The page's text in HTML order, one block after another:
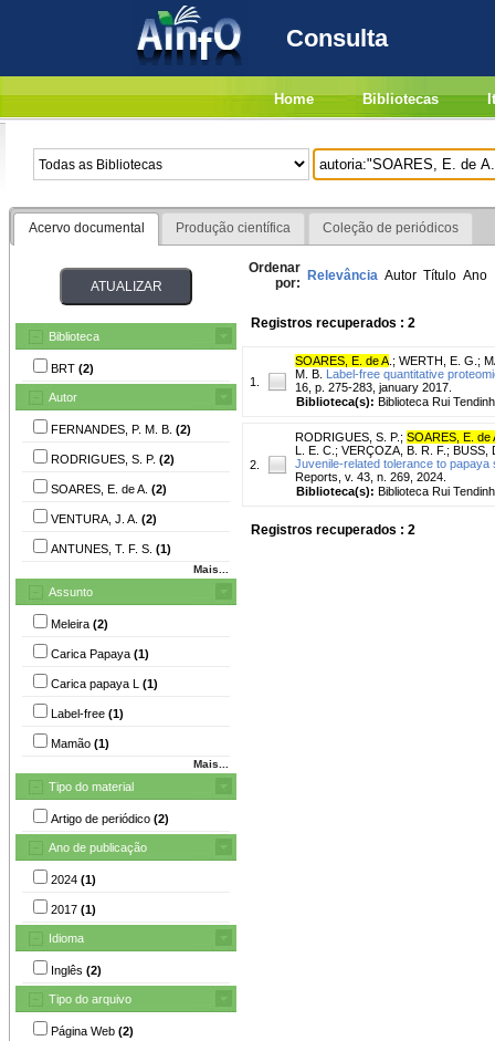
Consulta
Home Bibliotecas
Acervo documental Produção científica Coleção de periódicos
Biblioteca
BRT (2)
Autor
FERNANDES, P. M. B. (2)
RODRIGUES, S. P. (2)
SOARES, E. de A. (2)
VENTURA, J. A. (2)
ANTUNES, T. F. S. (1)
Mais...
Assunto
Meleira (2)
Carica Papaya (1)
Carica papaya L (1)
Label-free (1)
Mamão (1)
Mais...
Tipo do material
Artigo de periódico (2)
Ano de publicação
2024 (1)
2017 (1)
Idioma
Inglês (2)
Tipo do arquivo
Página Web (2)
Ordenar
por: Relevância Autor Título Ano
Registros recuperados : 2
1.
SOARES, E. de A ; WERTH, E. G. ;
M. B. Label-free quantitative
16, p. 275-283, january 2017.
Biblioteca(s): Biblioteca Rui
2.
RODRIGUES, S. P. ; SOARES, E. de
L. E. C. ; VERÇOZA, B. R. F. ; BUSS,
Juvenile-related tolerance to
Reports, v. 43, n. 269, 2024.
Biblioteca(s): Biblioteca Rui
Registros recuperados : 2